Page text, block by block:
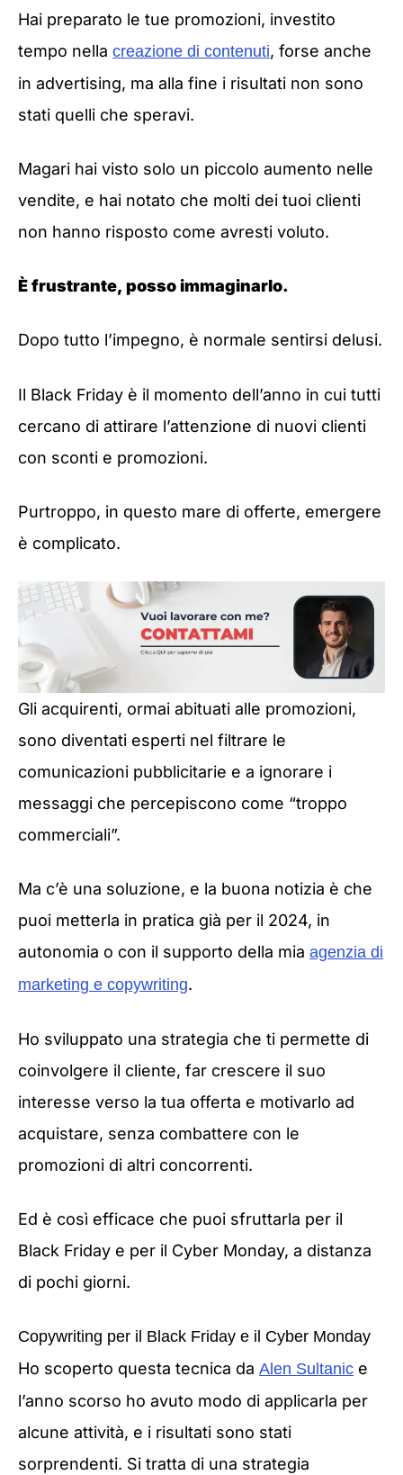
Hai preparato le tue promozioni, investito
tempo nella creazione di contenuti, forse anche
in advertising, ma alla fine i risultati non sono
stati quelli che speravi.
Magari hai visto solo un piccolo aumento nelle
vendite, e hai notato che molti dei tuoi clienti
non hanno risposto come avresti voluto.
È frustrante, posso immaginarlo.
Dopo tutto l’impegno, è normale sentirsi delusi.
Il Black Friday è il momento dell’anno in cui tutti
cercano di attirare l’attenzione di nuovi clienti
con sconti e promozioni.
Purtroppo, in questo mare di offerte, emergere
è complicato.
Gli acquirenti, ormai abituati alle promozioni,
sono diventati esperti nel filtrare le
comunicazioni pubblicitarie e a ignorare i
messaggi che percepiscono come “troppo
commerciali”.
Ma c’è una soluzione, e la buona notizia è che
puoi metterla in pratica già per il 2024, in
autonomia o con il supporto della mia agenzia di
marketing e copywriting.
Ho sviluppato una strategia che ti permette di
coinvolgere il cliente, far crescere il suo
interesse verso la tua offerta e motivarlo ad
acquistare, senza combattere con le
promozioni di altri concorrenti.
Ed è così efficace che puoi sfruttarla per il
Black Friday e per il Cyber Monday, a distanza
di pochi giorni.
Copywriting per il Black Friday e il Cyber Monday
Ho scoperto questa tecnica da Alen Sultanic e
l’anno scorso ho avuto modo di applicarla per
alcune attività, e i risultati sono stati
sorprendenti. Si tratta di una strategia